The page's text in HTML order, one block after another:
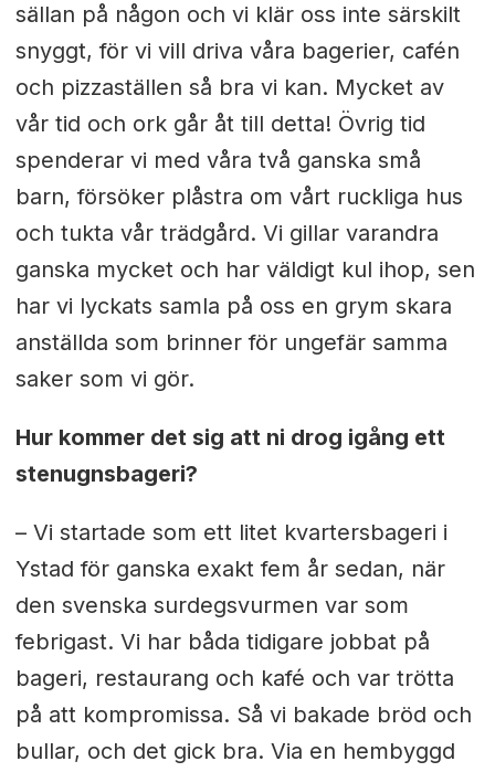
sällan på någon och vi klär oss inte särskilt
snyggt, för vi vill driva våra bagerier, cafén
och pizzaställen så bra vi kan. Mycket av
vår tid och ork går åt till detta! Övrig tid
spenderar vi med våra två ganska små
barn, försöker plåstra om vårt ruckliga hus
och tukta vår trädgård. Vi gillar varandra
ganska mycket och har väldigt kul ihop, sen
har vi lyckats samla på oss en grym skara
anställda som brinner för ungefär samma
saker som vi gör.
Hur kommer det sig att ni drog igång ett
stenugnsbageri?
– Vi startade som ett litet kvartersbageri i
Ystad för ganska exakt fem år sedan, när
den svenska surdegsvurmen var som
febrigast. Vi har båda tidigare jobbat på
bageri, restaurang och kafé och var trötta
på att kompromissa. Så vi bakade bröd och
bullar, och det gick bra. Via en hembyggd